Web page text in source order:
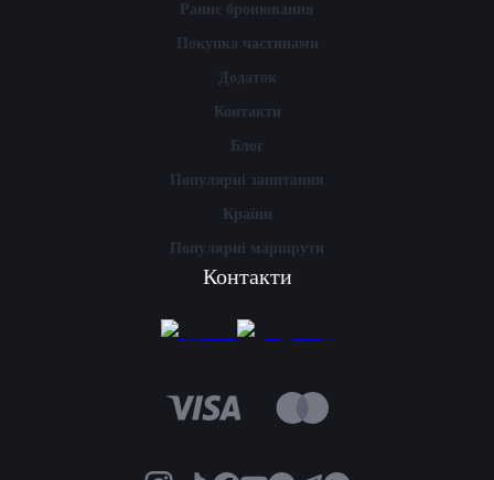
Раннє бронювання
Покупка частинами
Додаток
Контакти
Блог
Популярні запитання
Країни
Популярні маршрути
Контакти